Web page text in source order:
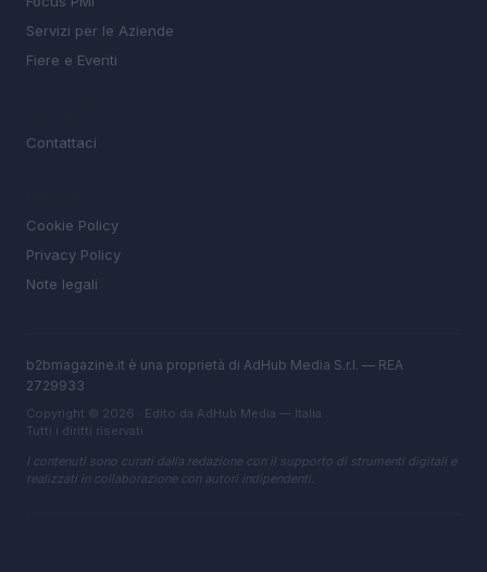
Servizi per le Aziende
Fiere e Eventi
Contattaci
Cookie Policy
Privacy Policy
Note legali
b2bmagazine.it è una proprietà di AdHub Media S.r.l. — REA
2729933
Copyright © 2026 · Edito da AdHub Media — Italia
Tutti i diritti riservati
I contenuti sono curati dalla redazione con il supporto di strumenti digitali e
realizzati in collaborazione con autori indipendenti.